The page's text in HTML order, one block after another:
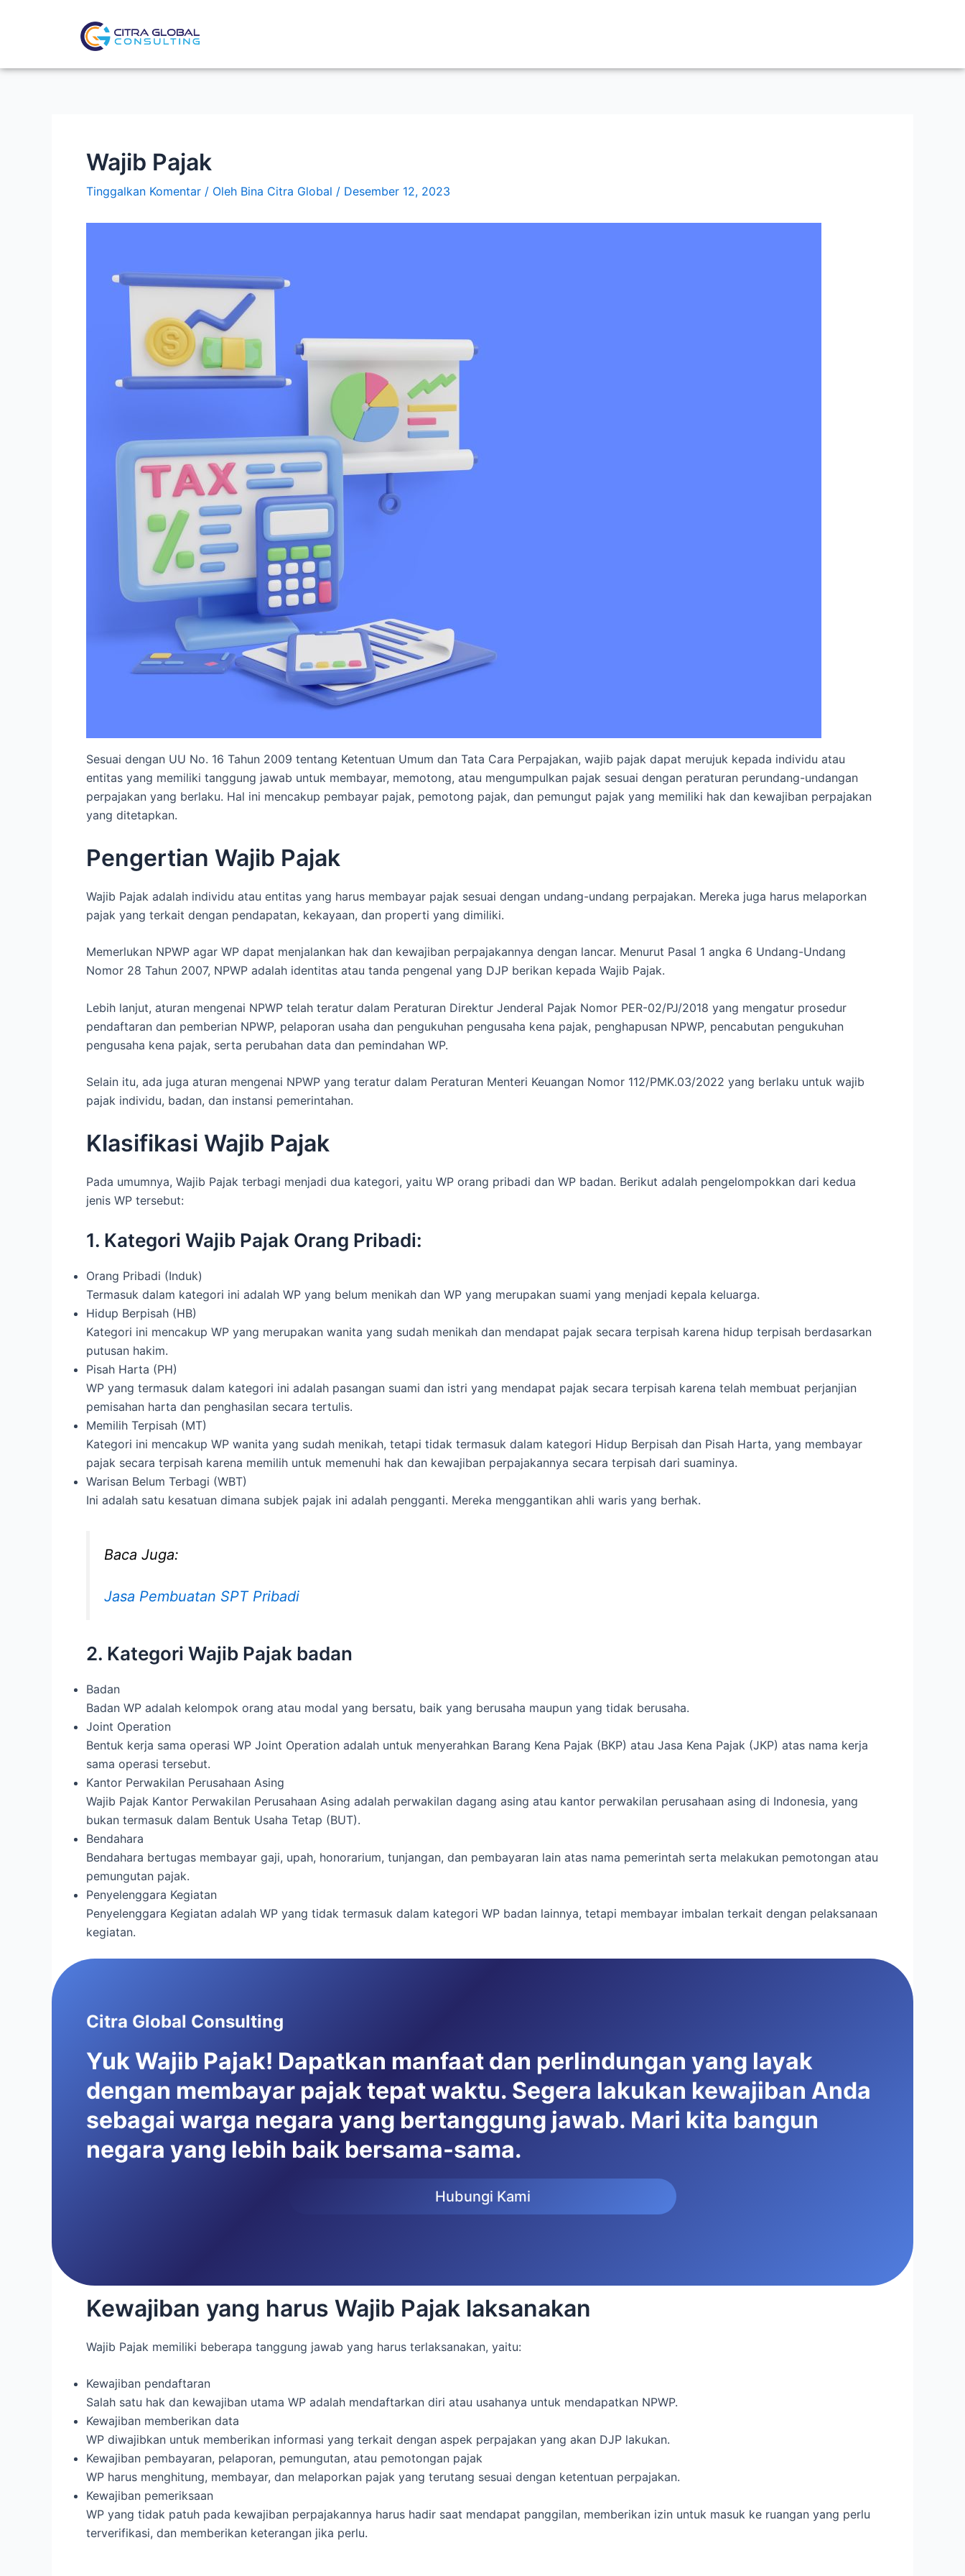
Wajib Pajak
Tinggalkan Komentar / Oleh Bina Citra Global / Desember 12, 2023
Sesuai dengan UU No. 16 Tahun 2009 tentang Ketentuan Umum dan Tata Cara Perpajakan, wajib pajak dapat merujuk kepada individu atau
entitas yang memiliki tanggung jawab untuk membayar, memotong, atau mengumpulkan pajak sesuai dengan peraturan perundang-undangan
perpajakan yang berlaku. Hal ini mencakup pembayar pajak, pemotong pajak, dan pemungut pajak yang memiliki hak dan kewajiban perpajakan
yang ditetapkan.
Pengertian Wajib Pajak
Wajib Pajak adalah individu atau entitas yang harus membayar pajak sesuai dengan undang-undang perpajakan. Mereka juga harus melaporkan
pajak yang terkait dengan pendapatan, kekayaan, dan properti yang dimiliki.
Memerlukan NPWP agar WP dapat menjalankan hak dan kewajiban perpajakannya dengan lancar. Menurut Pasal 1 angka 6 Undang-Undang
Nomor 28 Tahun 2007, NPWP adalah identitas atau tanda pengenal yang DJP berikan kepada Wajib Pajak.
Lebih lanjut, aturan mengenai NPWP telah teratur dalam Peraturan Direktur Jenderal Pajak Nomor PER-02/PJ/2018 yang mengatur prosedur
pendaftaran dan pemberian NPWP, pelaporan usaha dan pengukuhan pengusaha kena pajak, penghapusan NPWP, pencabutan pengukuhan
pengusaha kena pajak, serta perubahan data dan pemindahan WP.
Selain itu, ada juga aturan mengenai NPWP yang teratur dalam Peraturan Menteri Keuangan Nomor 112/PMK.03/2022 yang berlaku untuk wajib
pajak individu, badan, dan instansi pemerintahan.
Klasifikasi Wajib Pajak
Pada umumnya, Wajib Pajak terbagi menjadi dua kategori, yaitu WP orang pribadi dan WP badan. Berikut adalah pengelompokkan dari kedua
jenis WP tersebut:
1. Kategori Wajib Pajak Orang Pribadi:
Orang Pribadi (Induk)
Termasuk dalam kategori ini adalah WP yang belum menikah dan WP yang merupakan suami yang menjadi kepala keluarga.
Hidup Berpisah (HB)
Kategori ini mencakup WP yang merupakan wanita yang sudah menikah dan mendapat pajak secara terpisah karena hidup terpisah berdasarkan
putusan hakim.
Pisah Harta (PH)
WP yang termasuk dalam kategori ini adalah pasangan suami dan istri yang mendapat pajak secara terpisah karena telah membuat perjanjian
pemisahan harta dan penghasilan secara tertulis.
Memilih Terpisah (MT)
Kategori ini mencakup WP wanita yang sudah menikah, tetapi tidak termasuk dalam kategori Hidup Berpisah dan Pisah Harta, yang membayar
pajak secara terpisah karena memilih untuk memenuhi hak dan kewajiban perpajakannya secara terpisah dari suaminya.
Warisan Belum Terbagi (WBT)
Ini adalah satu kesatuan dimana subjek pajak ini adalah pengganti. Mereka menggantikan ahli waris yang berhak.
Baca Juga:
Jasa Pembuatan SPT Pribadi
2. Kategori Wajib Pajak badan
Badan
Badan WP adalah kelompok orang atau modal yang bersatu, baik yang berusaha maupun yang tidak berusaha.
Joint Operation
Bentuk kerja sama operasi WP Joint Operation adalah untuk menyerahkan Barang Kena Pajak (BKP) atau Jasa Kena Pajak (JKP) atas nama kerja
sama operasi tersebut.
Kantor Perwakilan Perusahaan Asing
Wajib Pajak Kantor Perwakilan Perusahaan Asing adalah perwakilan dagang asing atau kantor perwakilan perusahaan asing di Indonesia, yang
bukan termasuk dalam Bentuk Usaha Tetap (BUT).
Bendahara
Bendahara bertugas membayar gaji, upah, honorarium, tunjangan, dan pembayaran lain atas nama pemerintah serta melakukan pemotongan atau
pemungutan pajak.
Penyelenggara Kegiatan
Penyelenggara Kegiatan adalah WP yang tidak termasuk dalam kategori WP badan lainnya, tetapi membayar imbalan terkait dengan pelaksanaan
kegiatan.
Citra Global Consulting
Yuk Wajib Pajak! Dapatkan manfaat dan perlindungan yang layak
dengan membayar pajak tepat waktu. Segera lakukan kewajiban Anda
sebagai warga negara yang bertanggung jawab. Mari kita bangun
negara yang lebih baik bersama-sama.
Hubungi Kami
Kewajiban yang harus Wajib Pajak laksanakan
Wajib Pajak memiliki beberapa tanggung jawab yang harus terlaksanakan, yaitu:
Kewajiban pendaftaran
Salah satu hak dan kewajiban utama WP adalah mendaftarkan diri atau usahanya untuk mendapatkan NPWP.
Kewajiban memberikan data
WP diwajibkan untuk memberikan informasi yang terkait dengan aspek perpajakan yang akan DJP lakukan.
Kewajiban pembayaran, pelaporan, pemungutan, atau pemotongan pajak
WP harus menghitung, membayar, dan melaporkan pajak yang terutang sesuai dengan ketentuan perpajakan.
Kewajiban pemeriksaan
WP yang tidak patuh pada kewajiban perpajakannya harus hadir saat mendapat panggilan, memberikan izin untuk masuk ke ruangan yang perlu
terverifikasi, dan memberikan keterangan jika perlu.
navigation